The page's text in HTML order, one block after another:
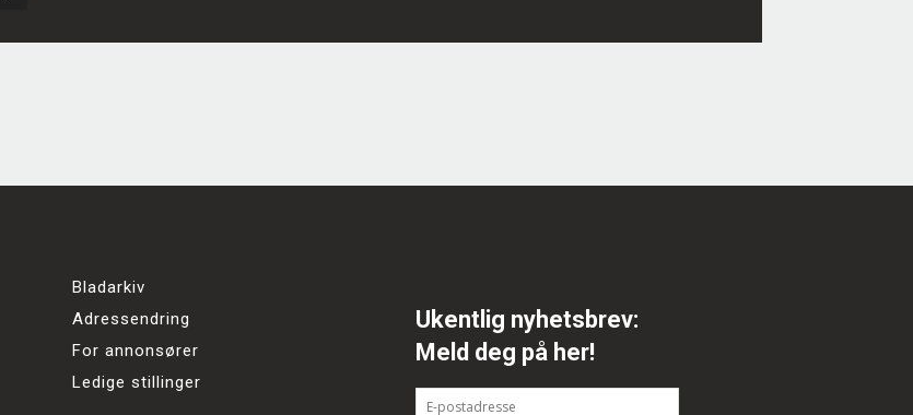
Bladarkiv
Adressendring
For annonsører
Ledige stillinger
Ukentlig nyhetsbrev:
Meld deg på her!